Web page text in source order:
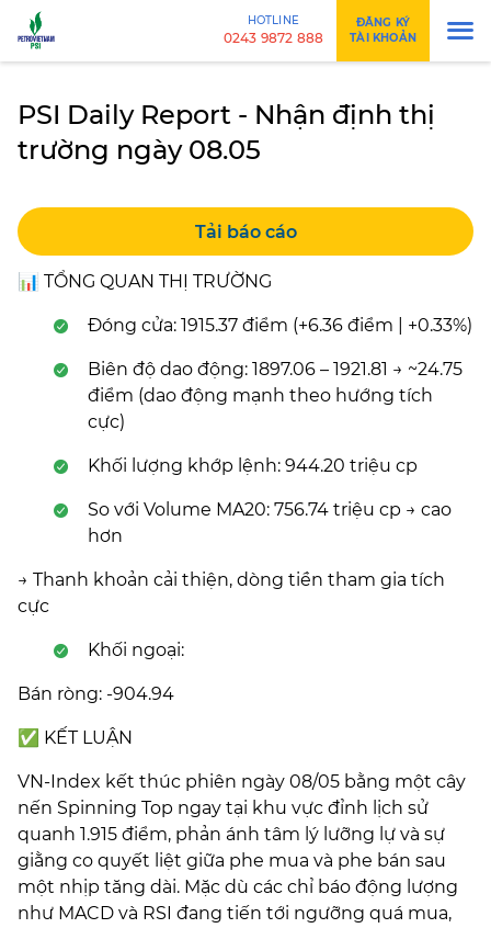
HOTLINE
0243 9872 888
ĐĂNG KÝ
TÀI KHOẢN
PSI Daily Report - Nhận định thị
trường ngày 08.05
Tải báo cáo
📊 TỔNG QUAN THỊ TRƯỜNG
Đóng cửa: 1915.37 điểm (+6.36 điểm | +0.33%)
Biên độ dao động: 1897.06 – 1921.81 → ~24.75
điểm (dao động mạnh theo hướng tích
cực)
Khối lượng khớp lệnh: 944.20 triệu cp
So với Volume MA20: 756.74 triệu cp → cao
hơn
→ Thanh khoản cải thiện, dòng tiền tham gia tích
cực
Khối ngoại:
Bán ròng: -904.94
✅ KẾT LUẬN
VN-Index kết thúc phiên ngày 08/05 bằng một cây
nến Spinning Top ngay tại khu vực đỉnh lịch sử
quanh 1.915 điểm, phản ánh tâm lý lưỡng lự và sự
giằng co quyết liệt giữa phe mua và phe bán sau
một nhịp tăng dài. Mặc dù các chỉ báo động lượng
như MACD và RSI đang tiến tới ngưỡng quá mua,